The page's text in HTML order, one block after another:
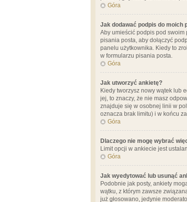
Góra
Jak dodawać podpis do moich
Aby umieścić podpis pod swoim
pisania posta, aby dołączyć
panelu użytkownika. Kiedy to
w formularzu pisania posta.
Góra
Jak utworzyć ankietę?
Kiedy tworzysz nowy wątek lub
jej, to znaczy, że nie masz
znajduje się w osobnej linii w
oznacza brak limitu) i w końcu
Góra
Dlaczego nie mogę wybrać
Limit opcji w ankiecie jest
Góra
Jak wyedytować lub usunąć
Podobnie jak posty, ankiety
wątku, z którym zawsze
już głosowano, jedynie